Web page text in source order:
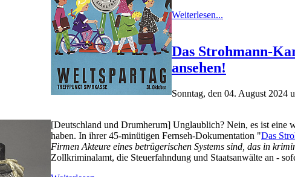
Weiterlesen...
Das Strohmann-
ansehen!
Sonntag, den 04. August 2024
[Deutschland und Drumherum] Unglaublich? Nein, es ist eine
haben. In ihrer 45-minütigen Fernseh-Dokumentation "Das
Firmen Akteure eines betrügerischen Systems sind, das in
Zollkriminalamt, die Steuerfahndung und Staatsanwälte an -